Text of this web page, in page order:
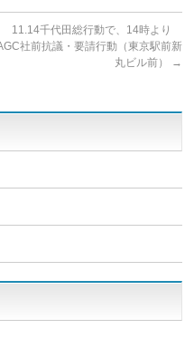
11.14千代田総行動で、14時より
社前抗議・要請行動（東京駅前新
丸ビル前）
→